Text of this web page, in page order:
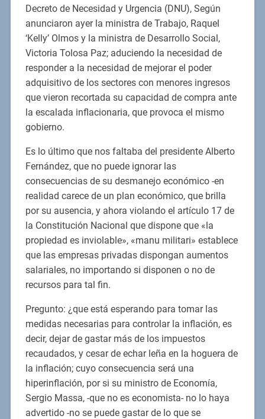
Decreto de Necesidad y Urgencia (DNU), Según
anunciaron ayer la ministra de Trabajo, Raquel
‘Kelly’ Olmos y la ministra de Desarrollo Social,
Victoria Tolosa Paz; aduciendo la necesidad de
responder a la necesidad de mejorar el poder
adquisitivo de los sectores con menores ingresos
que vieron recortada su capacidad de compra ante
la escalada inflacionaria, que provoca el mismo
gobierno.
Es lo último que nos faltaba del presidente Alberto
Fernández, que no puede ignorar las
consecuencias de su desmanejo económico -en
realidad carece de un plan económico, que brilla
por su ausencia, y ahora violando el artículo 17 de
la Constitución Nacional que dispone que «la
propiedad es inviolable», «manu militari» establece
que las empresas privadas dispongan aumentos
salariales, no importando si disponen o no de
recursos para tal fin.
Pregunto: ¿que está esperando para tomar las
medidas necesarias para controlar la inflación, es
decir, dejar de gastar más de los impuestos
recaudados, y cesar de echar leña en la hoguera de
la inflación; cuyo consecuencia será una
hiperinflación, por si su ministro de Economía,
Sergio Massa, -que no es economista- no lo haya
advertido -no se puede gastar de lo que se